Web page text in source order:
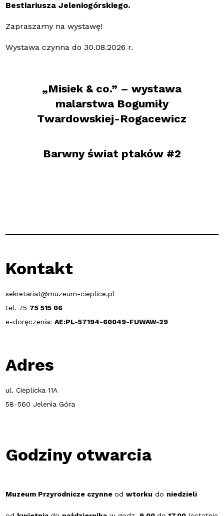
Bestiariusza Jeleniogórskiego.
Zapraszamy na wystawę!
Wystawa czynna do 30.08.2026 r.
„Misiek & co.” – wystawa
malarstwa Bogumiły
Twardowskiej-Rogacewicz
Barwny świat ptaków #2
Kontakt
sekretariat@muzeum-cieplice.pl
tel. 75 75 515 06
e-doręczenia:AE:PL-57194-60049-FUWAW-29
Adres
ul. Cieplicka 11A
58-560 Jelenia Góra
Godziny otwarcia
Muzeum Przyrodnicze czynneodwtorku do niedzieli